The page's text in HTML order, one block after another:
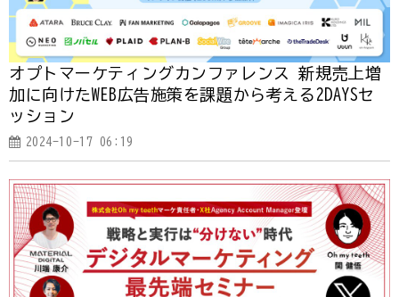
オプトマーケティングカンファレンス 新規売上増
加に向けたWEB広告施策を課題から考える2DAYSセ
ッション
2024-10-17 06:19